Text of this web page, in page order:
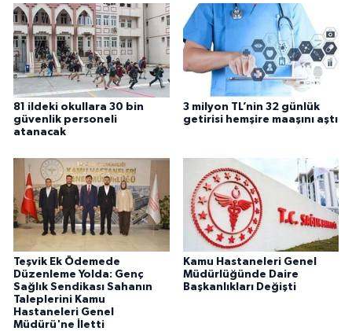
81 ildeki okullara 30 bin
güvenlik personeli
atanacak
3 milyon TL’nin 32 günlük
getirisi hemşire maaşını aştı
Teşvik Ek Ödemede
Düzenleme Yolda: Genç
Sağlık Sendikası Sahanın
Taleplerini Kamu
Hastaneleri Genel
Müdürü'ne İletti
Kamu Hastaneleri Genel
Müdürlüğünde Daire
Başkanlıkları Değişti